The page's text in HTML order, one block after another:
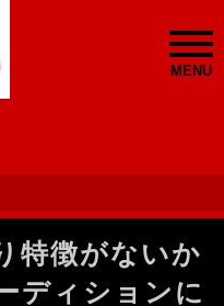
MENU
特徴がないか
ィションに